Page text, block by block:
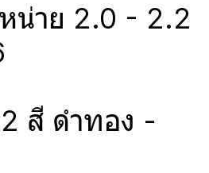
น่าย 2.0 - 2.2
สี ดำทอง -